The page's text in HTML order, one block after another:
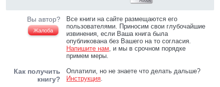
Вы автор?
Жалоба
Все книги на сайте размещаются его
пользователями. Приносим свои глубочайшие
извинения, если Ваша книга была
опубликована без Вашего на то согласия.
Напишите нам, и мы в срочном порядке
примем меры.
Как получить
книгу?
Оплатили, но не знаете что делать дальше?
Инструкция.